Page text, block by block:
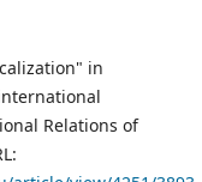
in
Relations of